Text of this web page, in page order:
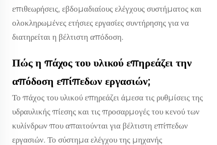
επιθεωρήσεις, εβδομαδιαίους ελέγχους συστήματος και
ολοκληρωμένες ετήσιες εργασίες συντήρησης για να
διατηρείται η βέλτιστη απόδοση.
Πώς η πάχος του υλικού επηρεάζει την
απόδοση επίπεδων εργασιών;
Το πάχος του υλικού επηρεάζει άμεσα τις ρυθμίσεις της
υδραυλικής πίεσης και τις προσαρμογές του κενού των
κυλίνδρων που απαιτούνται για βέλτιστη επίπεδων
εργασιών. Το σύστημα ελέγχου της μηχανής